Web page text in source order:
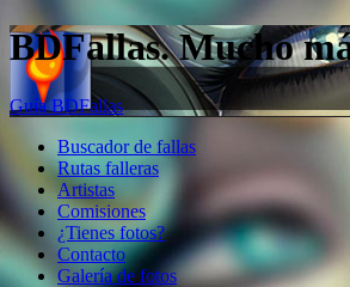
BDFallas. Mucho
Guía BDFallas
Buscador de fallas
Rutas falleras
Artistas
Comisiones
¿Tienes fotos?
Contacto
Galería de fotos